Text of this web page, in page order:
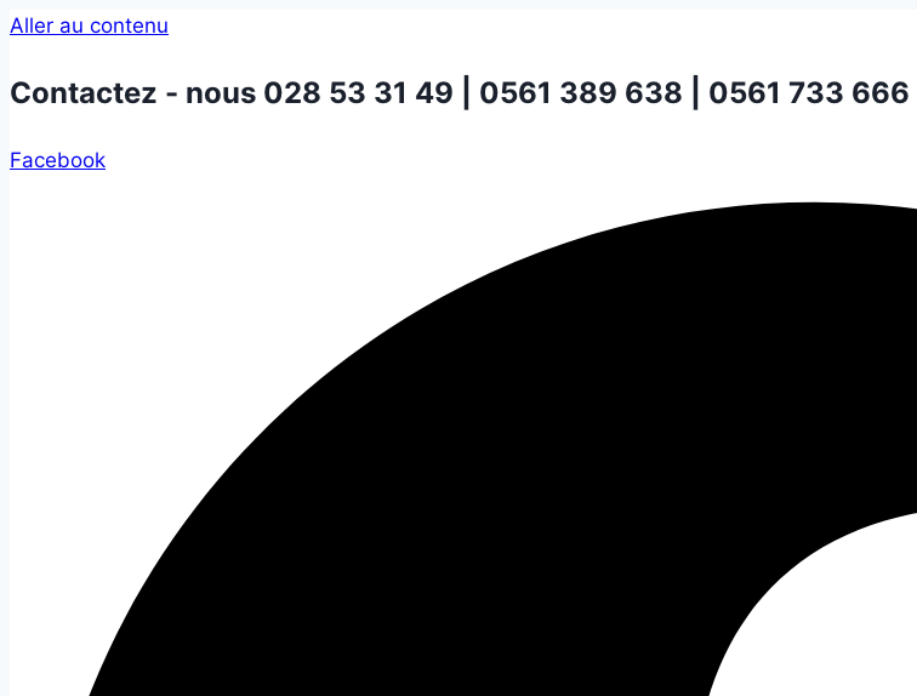
Aller au contenu
Contactez - nous 028 53 31 49 | 0561 389 638 | 0561 733 666
Facebook